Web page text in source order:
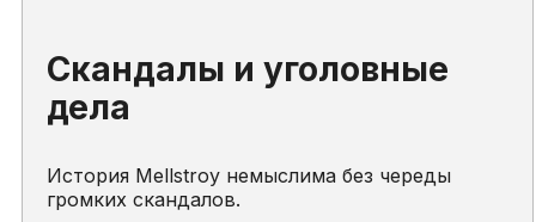
Скандалы и уголовные
дела
История Mellstroy немыслима без череды
громких скандалов.